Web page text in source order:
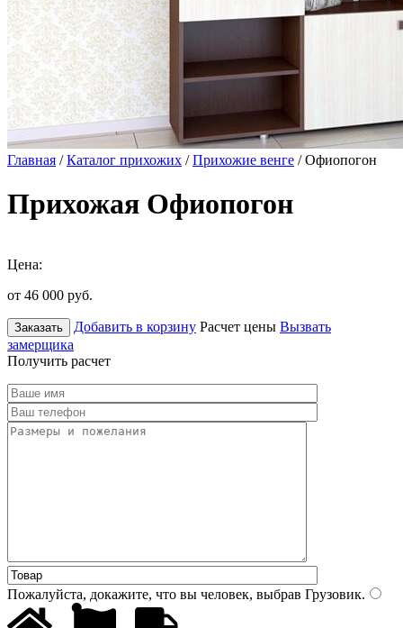
Главная /Каталог прихожих /Прихожие венге / Офиопогон
Прихожая Офиопогон
Цена:
от 46 000 руб.
Заказать Добавить в корзину Расчет цены Вызвать
замерщика
Получить расчет
Пожалуйста, докажите, что вы человек, выбрав Грузовик.